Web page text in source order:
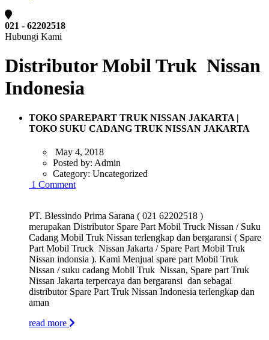
021 - 62202518
Hubungi Kami
Distributor Mobil Truk Nissan
Indonesia
TOKO SPAREPART TRUK NISSAN JAKARTA |
TOKO SUKU CADANG TRUK NISSAN JAKARTA
May 4, 2018
Posted by: Admin
Category: Uncategorized
1 Comment
PT. Blessindo Prima Sarana ( 021 62202518 )
merupakan Distributor Spare Part Mobil Truck Nissan / Suku
Cadang Mobil Truk Nissan terlengkap dan bergaransi ( Spare
Part Mobil Truck Nissan Jakarta / Spare Part Mobil Truk
Nissan indonsia ). Kami Menjual spare part Mobil Truk
Nissan / suku cadang Mobil Truk Nissan, Spare part Truk
Nissan Jakarta terpercaya dan bergaransi dan sebagai
distributor Spare Part Truk Nissan Indonesia terlengkap dan
aman
read more